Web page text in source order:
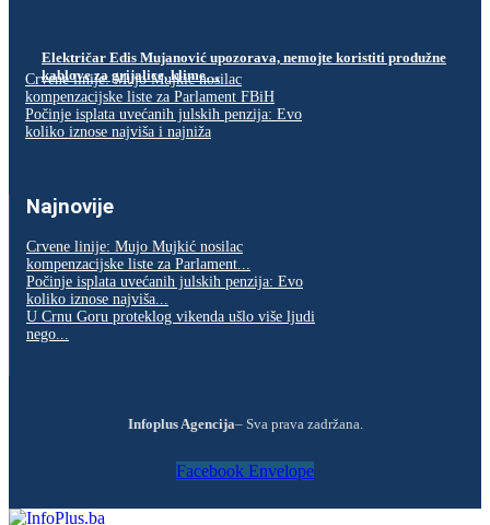
Električar Edis Mujanović upozorava, nemojte koristiti produžne
kablove za grijalice, klime…
Crvene linije: Mujo Mujkić nosilac
kompenzacijske liste za Parlament FBiH
Počinje isplata uvećanih julskih penzija: Evo
koliko iznose najviša i najniža
Najnovije
Crvene linije: Mujo Mujkić nosilac
kompenzacijske liste za Parlament...
Počinje isplata uvećanih julskih penzija: Evo
koliko iznose najviša...
U Crnu Goru proteklog vikenda ušlo više ljudi
nego...
Infoplus Agencija– Sva prava zadržana.
Facebook Envelope